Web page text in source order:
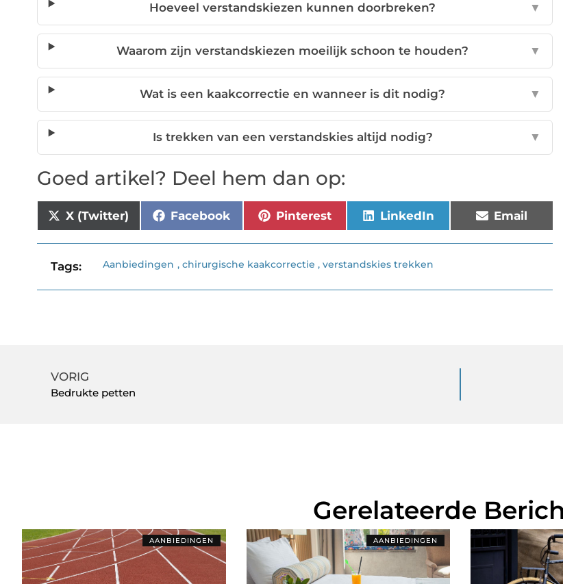
Hoeveel verstandskiezen kunnen doorbreken? ▼
Waarom zijn verstandskiezen moeilijk schoon te houden? ▼
Wat is een kaakcorrectie en wanneer is dit nodig? ▼
Is trekken van een verstandskies altijd nodig? ▼
Goed artikel? Deel hem dan op:
X (Twitter) Facebook Pinterest LinkedIn Email
Tags: Aanbiedingen ,chirurgische kaakcorrectie ,verstandskies trekken
VORIG
Bedrukte petten
Gerelateerde
AANBIEDINGEN AANBIEDINGEN